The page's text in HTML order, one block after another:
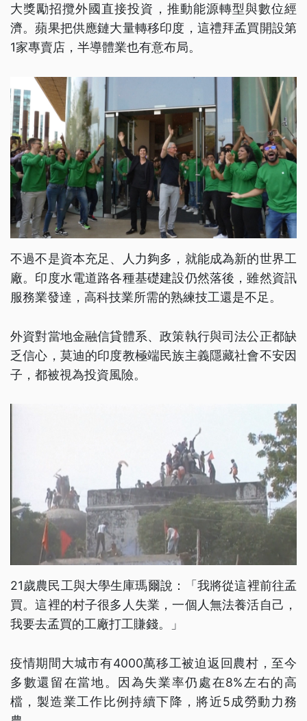
大獎勵招攬外國直接投資，推動能源轉型與數位經
濟。蘋果把供應鏈大量轉移印度，這禮拜孟買開設第
1家專賣店，半導體業也有意布局。
不過不是資本充足、人力夠多，就能成為新的世界工
廠。印度水電道路各種基礎建設仍然落後，雖然資訊
服務業發達，高科技業所需的熟練技工還是不足。
外資對當地金融信貸體系、政策執行與司法公正都缺
乏信心，莫迪的印度教極端民族主義隱藏社會不安因
子，都被視為投資風險。
21歲農民工與大學生庫瑪爾說：「我將從這裡前往孟
買。這裡的村子很多人失業，一個人無法養活自己，
我要去孟買的工廠打工賺錢。」
疫情期間大城市有4000萬移工被迫返回農村，至今
多數還留在當地。因為失業率仍處在8%左右的高
檔，製造業工作比例持續下降，將近5成勞動力務